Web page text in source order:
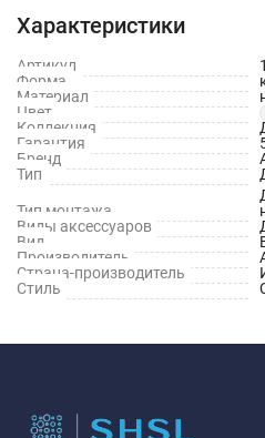
Характеристики
Артикул
Форма
Материал
Цвет
Коллекция
Гарантия
Бренд
Тип
Тип монтажа
Виды аксессуаров
Вид
Производитель
Страна-производитель
Стиль